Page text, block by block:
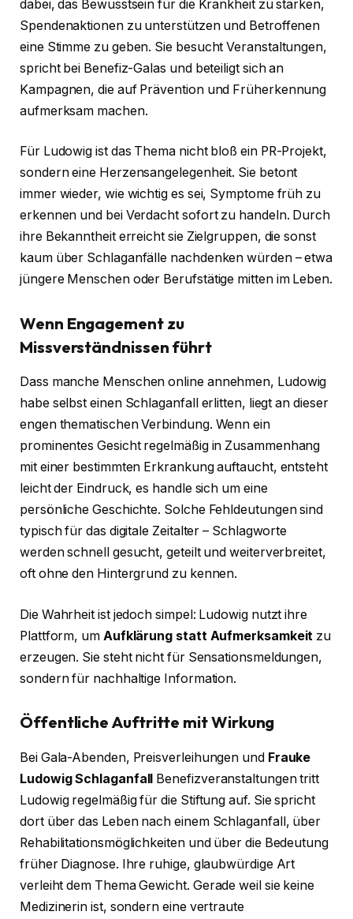
dabei, das Bewusstsein für die Krankheit zu stärken,
Spendenaktionen zu unterstützen und Betroffenen
eine Stimme zu geben. Sie besucht Veranstaltungen,
spricht bei Benefiz-Galas und beteiligt sich an
Kampagnen, die auf Prävention und Früherkennung
aufmerksam machen.
Für Ludowig ist das Thema nicht bloß ein PR-Projekt,
sondern eine Herzensangelegenheit. Sie betont
immer wieder, wie wichtig es sei, Symptome früh zu
erkennen und bei Verdacht sofort zu handeln. Durch
ihre Bekanntheit erreicht sie Zielgruppen, die sonst
kaum über Schlaganfälle nachdenken würden – etwa
jüngere Menschen oder Berufstätige mitten im Leben.
Wenn Engagement zu
Missverständnissen führt
Dass manche Menschen online annehmen, Ludowig
habe selbst einen Schlaganfall erlitten, liegt an dieser
engen thematischen Verbindung. Wenn ein
prominentes Gesicht regelmäßig in Zusammenhang
mit einer bestimmten Erkrankung auftaucht, entsteht
leicht der Eindruck, es handle sich um eine
persönliche Geschichte. Solche Fehldeutungen sind
typisch für das digitale Zeitalter – Schlagworte
werden schnell gesucht, geteilt und weiterverbreitet,
oft ohne den Hintergrund zu kennen.
Die Wahrheit ist jedoch simpel: Ludowig nutzt ihre
Plattform, um Aufklärung statt Aufmerksamkeit zu
erzeugen. Sie steht nicht für Sensationsmeldungen,
sondern für nachhaltige Information.
Öffentliche Auftritte mit Wirkung
Bei Gala-Abenden, Preisverleihungen und Frauke
Ludowig Schlaganfall Benefizveranstaltungen tritt
Ludowig regelmäßig für die Stiftung auf. Sie spricht
dort über das Leben nach einem Schlaganfall, über
Rehabilitationsmöglichkeiten und über die Bedeutung
früher Diagnose. Ihre ruhige, glaubwürdige Art
verleiht dem Thema Gewicht. Gerade weil sie keine
Medizinerin ist, sondern eine vertraute